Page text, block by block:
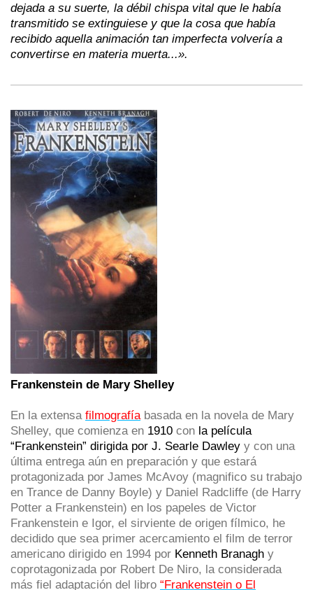
dejada a su suerte, la débil chispa vital que le había
transmitido se extinguiese y que la cosa que había
recibido aquella animación tan imperfecta volvería a
convertirse en materia muerta...».
Frankenstein de Mary Shelley
En la extensa filmografía basada en la novela de Mary
Shelley, que comienza en 1910 con la película
“Frankenstein” dirigida por J. Searle Dawley y con una
última entrega aún en preparación y que estará
protagonizada por James McAvoy (magnifico su trabajo
en Trance de Danny Boyle) y Daniel Radcliffe (de Harry
Potter a Frankenstein) en los papeles de Victor
Frankenstein e Igor, el sirviente de origen fílmico, he
decidido que sea primer acercamiento el film de terror
americano dirigido en 1994 por Kenneth Branagh y
coprotagonizada por Robert De Niro, la considerada
más fiel adaptación del libro “Frankenstein o El